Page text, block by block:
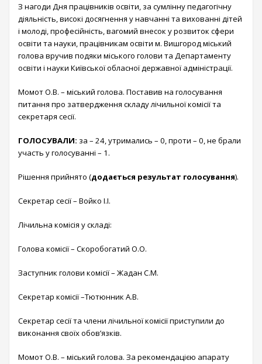
З нагоди Дня працівників освіти, за сумлінну педагогічну
діяльність, високі досягнення у навчанні та вихованні дітей
і молоді, професійність, вагомий внесок у розвиток сфери
освіти та науки, працівникам освіти м. Вишгород міський
голова вручив подяки міського голови та Департаменту
освіти і науки Київської обласної державної адміністрації.
Момот О.В. – міський голова. Поставив на голосування
питання про затвердження складу лічильної комісії та
секретаря сесії.
ГОЛОСУВАЛИ: за – 24, утримались – 0, проти – 0, не брали
участь у голосуванні – 1.
Рішення прийнято (додається результат голосування).
Секретар сесії – Войко І.І.
Лічильна комісія у складі:
Голова комісії – Скоробогатий О.О.
Заступник голови комісії – Жадан С.М.
Секретар комісії –Тютюнник А.В.
Секретар сесії та члени лічильної комісії приступили до
виконання своїх обов’язків.
Момот О.В. – міський голова. За рекомендацією апарату